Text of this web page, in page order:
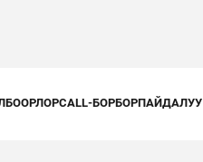
CALL-БОРБОРПАЙДАЛУУ